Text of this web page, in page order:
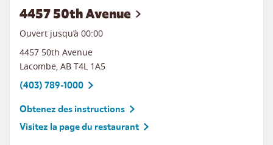
4457 50th Avenue
Ouvert jusqu’à 00:00
4457 50th Avenue
Lacombe, AB T4L 1A5
(403) 789-1000
Obtenez des instructions
Visitez la page du restaurant